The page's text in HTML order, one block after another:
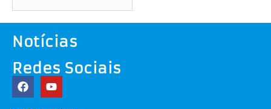
Notícias
Redes Sociais